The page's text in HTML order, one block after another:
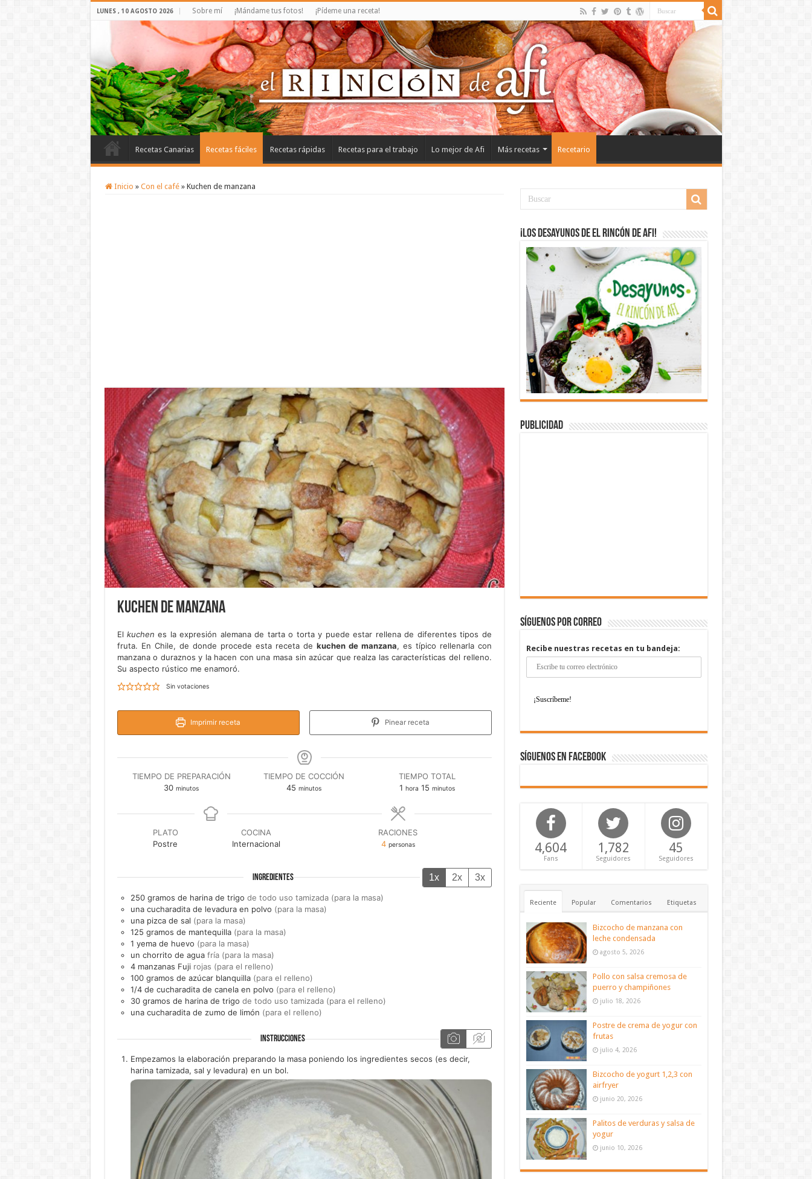
LUNES , 10 AGOSTO 2026 Sobre mí ¡Mándame tus fotos! ¡Pídeme una receta!
Recetas Canarias Recetas fáciles Recetas rápidas Recetas para el trabajo Lo mejor de Afi Más recetas Recetario
Inicio » Con el café » Kuchen de manzana
Kuchen de manzana
El kuchen es la expresión alemana de tarta o torta y puede estar rellena de diferentes tipos de
fruta. En Chile, de donde procede esta receta de kuchen de manzana, es típico rellenarla con
manzana o duraznos y la hacen con una masa sin azúcar que realza las características del relleno.
Su aspecto rústico me enamoró.
Sin votaciones
Imprimir receta Pinear receta
TIEMPO DE PREPARACIÓN
30minutos
minutos
TIEMPO DE COCCIÓN
45 minutos
minutos
TIEMPO TOTAL
1hora
hora 15minutos
minutos
PLATO
Postre
COCINA
Internacional
RACIONES
4 personas
INGREDIENTES 1x 2x 3x
250 gramos de harina de trigo de todo uso tamizada (para la masa)
una cucharadita de levadura en polvo (para la masa)
una pizca de sal (para la masa)
125 gramos de mantequilla (para la masa)
1 yema de huevo (para la masa)
un chorrito de agua fría (para la masa)
4 manzanas Fuji rojas (para el relleno)
100 gramos de azúcar blanquilla (para el relleno)
1/4 de cucharadita de canela en polvo (para el relleno)
30 gramos de harina de trigo de todo uso tamizada (para el relleno)
una cucharadita de zumo de limón (para el relleno)
INSTRUCCIONES
Empezamos la elaboración preparando la masa poniendo los ingredientes secos (es decir,
harina tamizada, sal y levadura) en un bol.
¡Los desayunos de El Rincón de Afi!
Publicidad
Síguenos por correo
Recibe nuestras recetas en tu bandeja:
Síguenos en Facebook
4,604
Fans
1,782
Seguidores
45
Seguidores
Reciente Popular Comentarios Etiquetas
Bizcocho de manzana con
leche condensada
agosto 5, 2026
Pollo con salsa cremosa de
puerro y champiñones
julio 18, 2026
Postre de crema de yogur con
frutas
julio 4, 2026
Bizcocho de yogurt 1,2,3 con
airfryer
junio 20, 2026
Palitos de verduras y salsa de
yogur
junio 10, 2026